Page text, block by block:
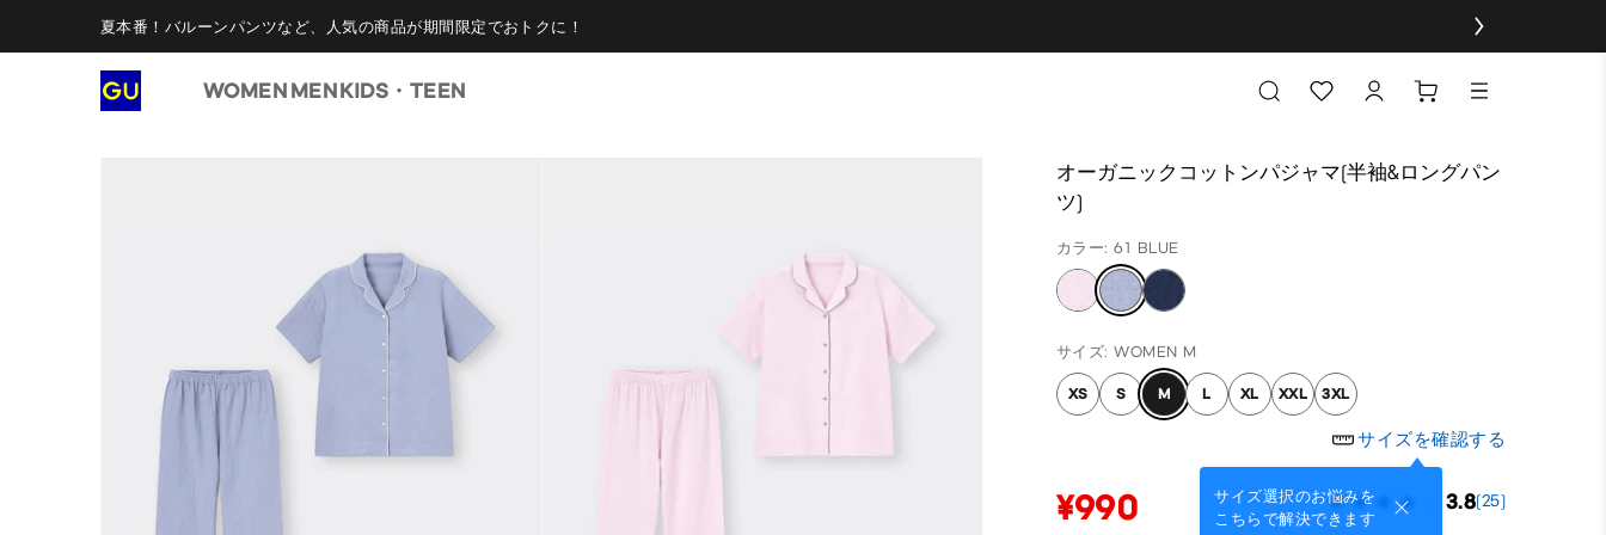
夏本番！バルーンパンツなど、人気の商品が期間限定でおトクに！
WOMEN MENKIDS・TEEN
オーガニックコットンパジャマ(半袖&ロングパン
ツ)
カラー: 61 BLUE
サイズ: WOMEN M
XS S M L XL XXL 3XL
サイズを確認する
サイズ選択のお悩みを
こちらで解決できます
¥990 3.8(25)